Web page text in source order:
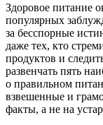
Здоровое питание
популярных
за бесспорные
даже тех, кто
продуктов и
развенчать пять
о правильном
взвешенные и
факты, а не на